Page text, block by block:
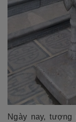
Ngày nay, tượng